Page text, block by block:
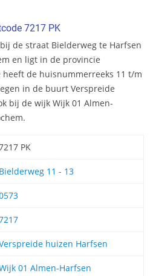
7217 PK
de straat Bielderweg te Harfsen
en ligt in de provincie
heeft de huisnummerreeks 11 t/m
in de buurt Verspreide
bij de wijk Wijk 01 Almen-
PK
Bielderweg 11 - 13
huizen Harfsen
01 Almen-Harfsen